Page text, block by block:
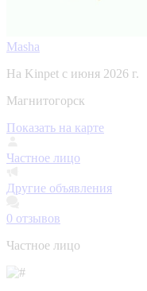
Masha
На Kinpet c июня 2026 г.
Магнитогорск
Показать на карте
Частное лицо
Другие объявления
0 отзывов
Частное лицо